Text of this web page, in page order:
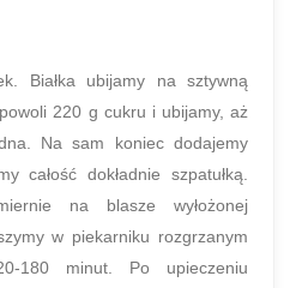
Białka ubijamy na sztywną
220 g cukru i ubijamy, aż
Na sam koniec dodajemy
całość dokładnie szpatułką.
na blasze wyłożonej
w piekarniku rozgrzanym
180 minut. Po upieczeniu